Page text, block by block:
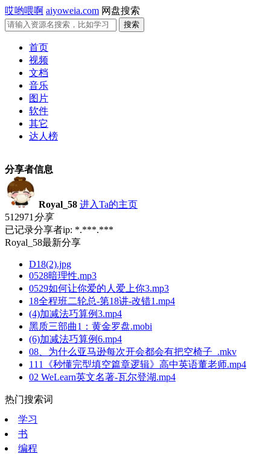
哎哟喂啊 aiyoweia.com 网盘搜索
首页
视频
文档
音乐
图片
软件
其它
达人榜
分享者信息
Royal_58 进入Ta的主页
512971 分享
已记录分享者ip: *.***.***
Royal_58最新分享
D18(2).jpg
0528暗理性.mp3
0529如何让你爱的人爱上你3.mp3
18全程班二轮总-第18讲-改错1.mp4
(4)加减法巧算例3.mp4
黑质三部曲1：黄金罗盘.mobi
(6)加减法巧算例6.mp4
08、为什么亚马逊每次开会都会有把空椅子_.mkv
111《秒懂完型填空篇章逻辑》高中英语董老师.mp4
02 WeLearn英文名著-瓦尔登湖.mp4
热门搜索词
学习
书
编程